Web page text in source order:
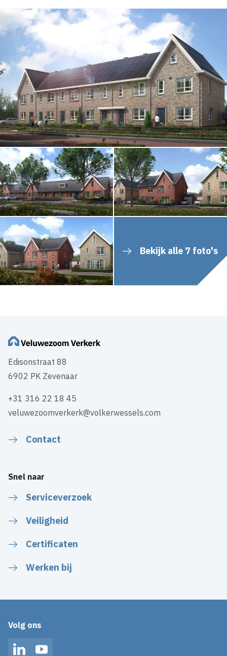
Bekijk alle 7 foto's
Edisonstraat 88
6902 PK Zevenaar
+31 316 22 18 45
veluwezoomverkerk@volkerwessels.com
Contact
Snel naar
Serviceverzoek
Veiligheid
Certificaten
Werken bij
Volg ons